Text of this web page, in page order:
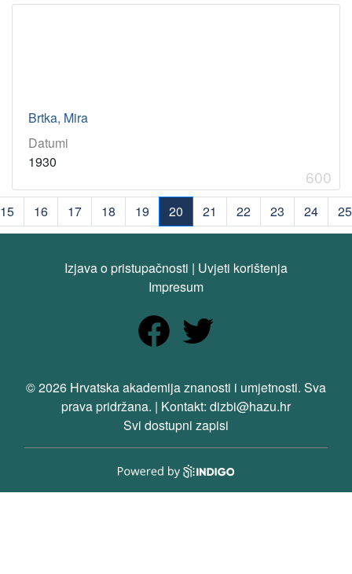
Brtka, Mira
Datumi
1930
600
15 16 17 18 19
20
(current)
21 22 23 24 25
Izjava o pristupačnosti | Uvjeti korištenja
Impresum
© 2026 Hrvatska akademija znanosti i umjetnosti. Sva
prava pridržana. | Kontakt: dizbi@hazu.hr
Svi dostupni zapisi